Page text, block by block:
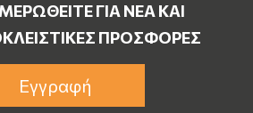
ΓΙΑ ΝΈΑ ΚΑΙ
ΠΡΟΣΦΟΡΈΣ
Εγγραφή